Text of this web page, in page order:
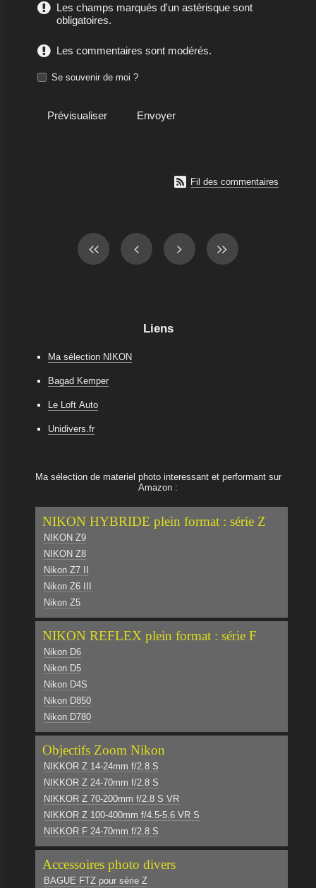
Les champs marqués d'un astérisque sont
obligatoires.
Les commentaires sont modérés.
Se souvenir de moi ?
 Fil des commentaires
Liens
Ma sélection NIKON
Bagad Kemper
Le Loft Auto
Unidivers.fr
Ma sélection de materiel photo interessant et performant sur
Amazon :
NIKON HYBRIDE plein format : série Z
NIKON Z9
NIKON Z8
Nikon Z7 II
Nikon Z6 III
Nikon Z5
NIKON REFLEX plein format : série F
Nikon D6
Nikon D5
Nikon D4S
Nikon D850
Nikon D780
Objectifs Zoom Nikon
NIKKOR Z 14-24mm f/2.8 S
NIKKOR Z 24-70mm f/2.8 S
NIKKOR Z 70-200mm f/2.8 S VR
NIKKOR Z 100-400mm f/4.5-5.6 VR S
NIKKOR F 24-70mm f/2.8 S
Accessoires photo divers
BAGUE FTZ pour série Z